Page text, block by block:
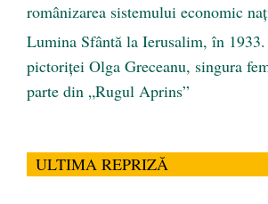
românizarea sistemului economic
Lumina Sfântă la Ierusalim, în
pictoriței Olga Greceanu, singura
parte din „Rugul Aprins”
ULTIMA REPRIZĂ